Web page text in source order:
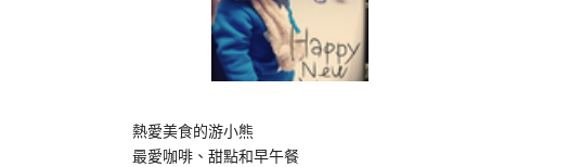
熱愛美食的游小熊
最愛咖啡、甜點和早午餐